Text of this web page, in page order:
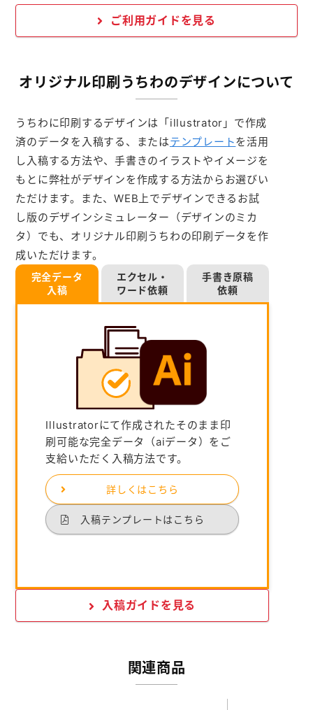
ご利用ガイドを見る
オリジナル印刷うちわのデザインについて
うちわに印刷するデザインは「illustrator」で作成
済のデータを入稿する、またはテンプレートを活用
し入稿する方法や、手書きのイラストやイメージを
もとに弊社がデザインを作成する方法からお選びい
ただけます。また、WEB上でデザインできるお試
し版のデザインシミュレーター（デザインのミカ
タ）でも、オリジナル印刷うちわの印刷データを作
成いただけます。
完全データ
入稿
エクセル・
ワード依頼
手書き原稿
依頼
Illustratorにて作成されたそのまま印
刷可能な完全データ（aiデータ）をご
支給いただく入稿方法です。
詳しくはこちら
入稿テンプレートはこちら
入稿ガイドを見る
関連商品